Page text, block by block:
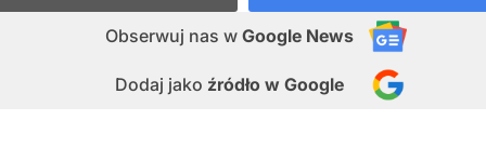
Obserwuj nas w Google News
Dodaj jako źródło w Google